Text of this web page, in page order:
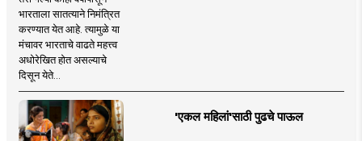
भारताला सातत्याने निमंत्रित
करण्यात येत आहे. त्यामुळे या
मंचावर भारताचे वाढते महत्त्व
अधोरेखित होत असल्याचे
दिसून येते...
'एकल महिलां'साठी पुढचे पाऊल